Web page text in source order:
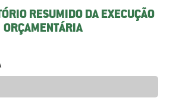
RESUMIDO DA EXECUÇÃO
ORÇAMENTÁRIA